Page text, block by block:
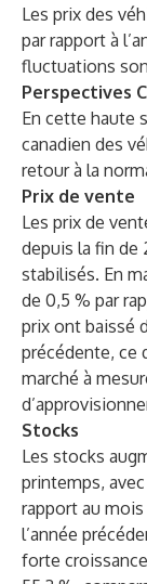
Les prix des
par rapport à
fluctuations
Perspectives
En cette haute
canadien des
retour à la
Prix de vente
Les prix de
depuis la fin de
stabilisés. En
de 0,5 % par
prix ont baissé
précédente, ce
marché à
Stocks
Les stocks
printemps, avec
rapport au mois
l’année
forte